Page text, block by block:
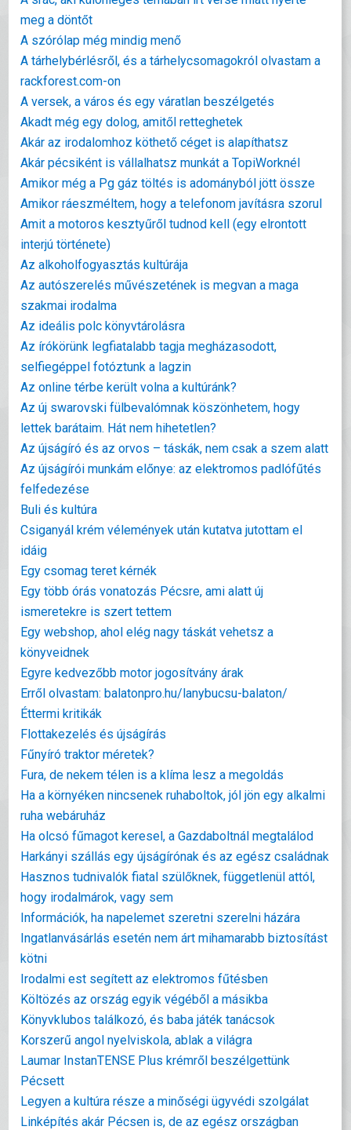
meg a döntőt
A szórólap még mindig menő
A tárhelybérlésről, és a tárhelycsomagokról olvastam a
rackforest.com-on
A versek, a város és egy váratlan beszélgetés
Akadt még egy dolog, amitől retteghetek
Akár az irodalomhoz köthető céget is alapíthatsz
Akár pécsiként is vállalhatsz munkát a TopiWorknél
Amikor még a Pg gáz töltés is adományból jött össze
Amikor ráeszméltem, hogy a telefonom javításra szorul
Amit a motoros kesztyűről tudnod kell (egy elrontott
interjú története)
Az alkoholfogyasztás kultúrája
Az autószerelés művészetének is megvan a maga
szakmai irodalma
Az ideális polc könyvtárolásra
Az írókörünk legfiatalabb tagja megházasodott,
selfiegéppel fotóztunk a lagzin
Az online térbe került volna a kultúránk?
Az új swarovski fülbevalómnak köszönhetem, hogy
lettek barátaim. Hát nem hihetetlen?
Az újságíró és az orvos – táskák, nem csak a szem alatt
Az újságírói munkám előnye: az elektromos padlófűtés
felfedezése
Buli és kultúra
Csiganyál krém vélemények után kutatva jutottam el
idáig
Egy csomag teret kérnék
Egy több órás vonatozás Pécsre, ami alatt új
ismeretekre is szert tettem
Egy webshop, ahol elég nagy táskát vehetsz a
könyveidnek
Egyre kedvezőbb motor jogosítvány árak
Erről olvastam: balatonpro.hu/lanybucsu-balaton/
Éttermi kritikák
Flottakezelés és újságírás
Fűnyíró traktor méretek?
Fura, de nekem télen is a klíma lesz a megoldás
Ha a környéken nincsenek ruhaboltok, jól jön egy alkalmi
ruha webáruház
Ha olcsó fűmagot keresel, a Gazdaboltnál megtalálod
Harkányi szállás egy újságírónak és az egész családnak
Hasznos tudnivalók fiatal szülőknek, függetlenül attól,
hogy irodalmárok, vagy sem
Információk, ha napelemet szeretni szerelni házára
Ingatlanvásárlás esetén nem árt mihamarabb biztosítást
kötni
Irodalmi est segített az elektromos fűtésben
Költözés az ország egyik végéből a másikba
Könyvklubos találkozó, és baba játék tanácsok
Korszerű angol nyelviskola, ablak a világra
Laumar InstanTENSE Plus krémről beszélgettünk
Pécsett
Legyen a kultúra része a minőségi ügyvédi szolgálat
Linképítés akár Pécsen is, de az egész országban